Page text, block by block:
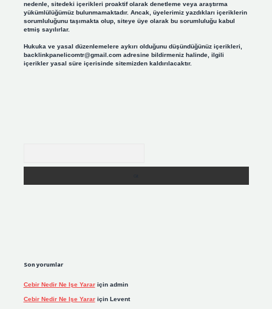
nedenle, sitedeki içerikleri proaktif olarak denetleme veya araştırma
yükümlülüğümüz bulunmamaktadır. Ancak, üyelerimiz yazdıkları içeriklerin
sorumluluğunu taşımakta olup, siteye üye olarak bu sorumluluğu kabul
etmiş sayılırlar.
Hukuka ve yasal düzenlemelere aykırı olduğunu düşündüğünüz içerikleri,
backlinkpanelicomtr@gmail.comadresine bildirmeniz halinde, ilgili
içerikler yasal süre içerisinde sitemizden kaldırılacaktır.
Son yorumlar
Cebir Nedir Ne Işe Yarariçin admin
Cebir Nedir Ne Işe Yarariçin Levent